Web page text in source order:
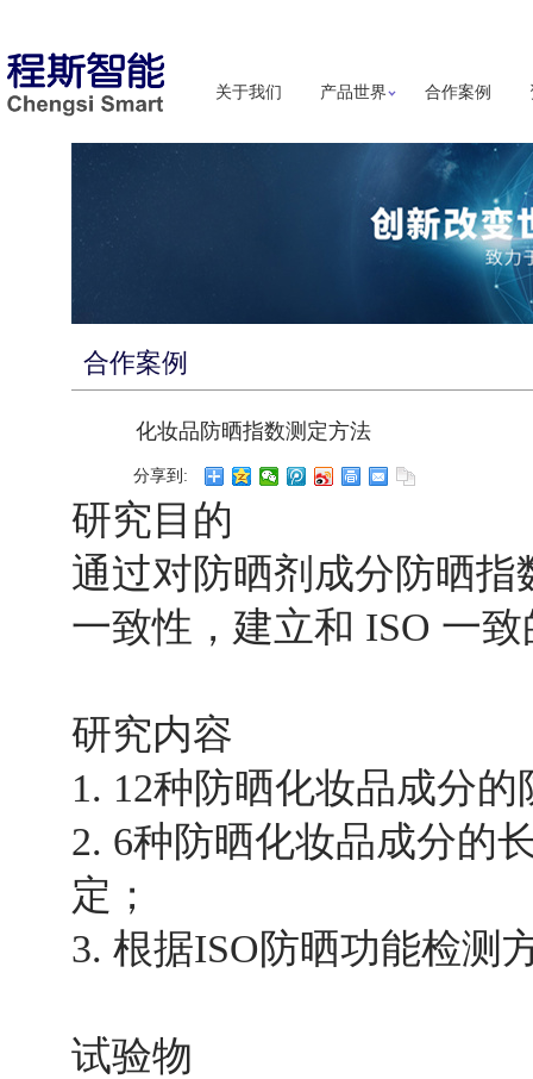
关于我们 产品世界 合作案例
合作案例
化妆品防晒指数测定方法
分享到:
研究目的
通过对防晒剂成分防晒
一致性，建立和 ISO 一
研究内容
1. 12种防晒化妆品成分
2. 6种防晒化妆品成分的
定；
3. 根据ISO防晒功能检测
试验物